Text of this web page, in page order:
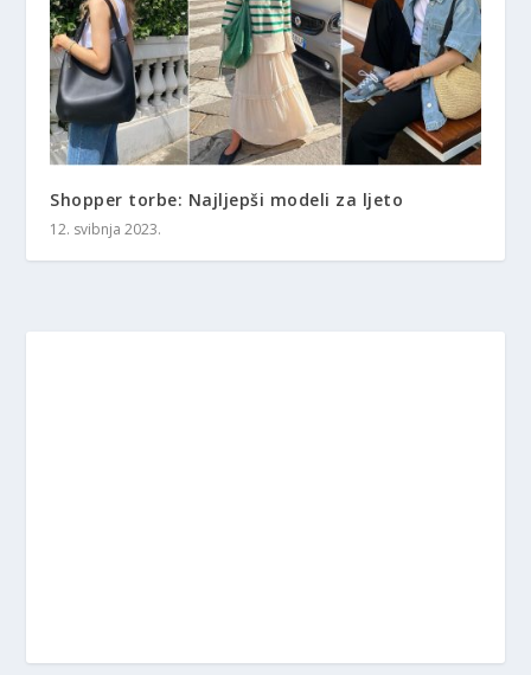
Shopper torbe: Najljepši modeli za ljeto
12. svibnja 2023.